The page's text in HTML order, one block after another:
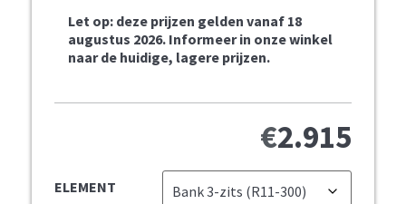
Let op: deze prijzen gelden vanaf 18
augustus 2026. Informeer in onze winkel
naar de huidige, lagere prijzen.
€2.915
ELEMENT